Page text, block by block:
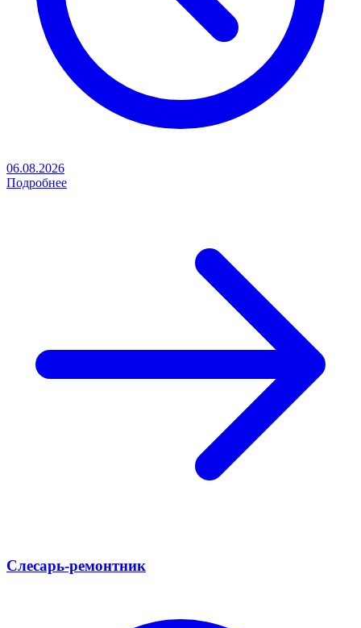
06.08.2026
Подробнее
Слесарь-ремонтник